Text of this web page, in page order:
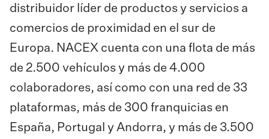
distribuidor líder de productos y servicios a
comercios de proximidad en el sur de
Europa. NACEX cuenta con una flota de más
de 2.500 vehículos y más de 4.000
colaboradores, así como con una red de 33
plataformas, más de 300 franquicias en
España, Portugal y Andorra, y más de 3.500